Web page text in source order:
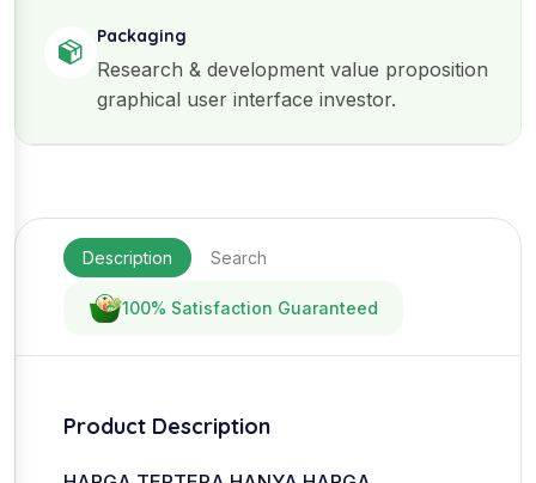
Packaging
Research & development value proposition
graphical user interface investor.
Description Search
100% Satisfaction Guaranteed
Product Description